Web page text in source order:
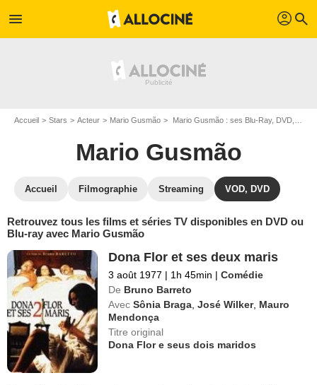
menu profil search
Accueil Stars Acteur Mario Gusmão Mario Gusmão : ses Blu-Ray, DVD, VOD, SVOD
Mario Gusmão
Accueil Filmographie Streaming VOD, DVD
Retrouvez tous les films et séries TV disponibles en DVD ou
Blu-ray avec Mario Gusmão
Dona Flor et ses deux maris
3 août 1977 | 1h 45min | Comédie
De Bruno Barreto
Avec Sônia Braga ,José Wilker, Mauro
Mendonça
Titre original
Dona Flor e seus dois maridos